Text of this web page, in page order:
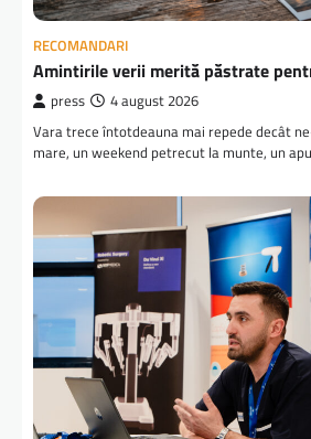
RECOMANDARI
Amintirile verii merită păstrate
press 4 august 2026
Vara trece întotdeauna mai repede decât
mare, un weekend petrecut la munte, un